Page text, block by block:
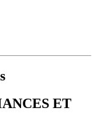
ET